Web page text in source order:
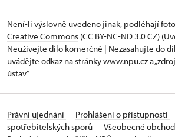
Není-li výslovně uvedeno jinak, podléhají
Creative Commons (CC BY-NC-ND 3.0 CZ)
Neužívejte dílo komerčně | Nezasahujte do
uvádějte odkaz na stránky www.npu.cz a
ústav“
Právní ujednání Prohlášení o přístupnosti
spotřebitelských sporů
Všeobecné